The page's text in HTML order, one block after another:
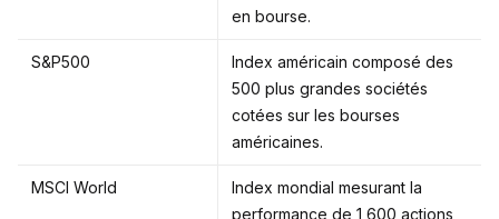
en bourse.
S&P500
Index américain composé des
500 plus grandes sociétés
cotées sur les bourses
américaines.
MSCI World
Index mondial mesurant la
performance de 1 600 actions